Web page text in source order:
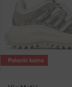
Palanki kaina